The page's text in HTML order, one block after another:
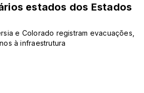
estados dos Estados
e Colorado registram evacuações,
à infraestrutura